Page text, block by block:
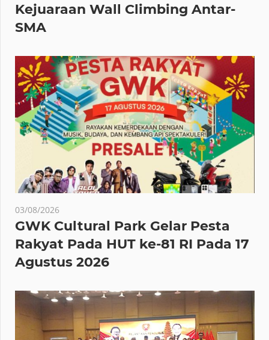
Kejuaraan Wall Climbing Antar-
SMA
03/08/2026
GWK Cultural Park Gelar Pesta
Rakyat Pada HUT ke-81 RI Pada 17
Agustus 2026